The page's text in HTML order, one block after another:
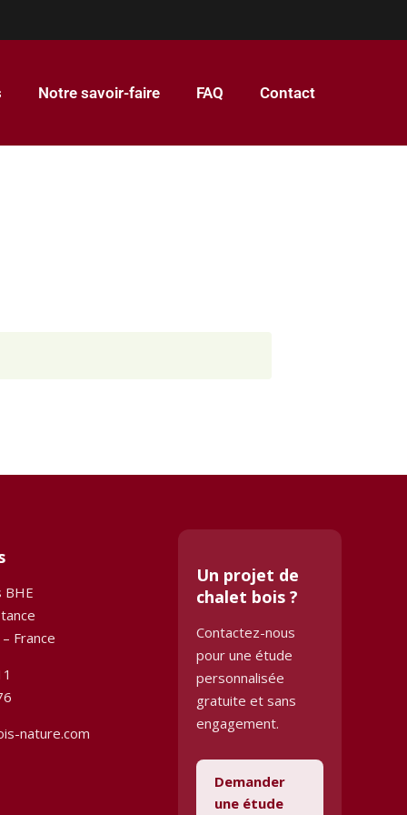
Notre savoir-faire FAQ Contact
BHE
France
nature.com
Un projet de
chalet bois ?
Contactez-nous
pour une étude
personnalisée
gratuite et sans
engagement.
Demander
une étude